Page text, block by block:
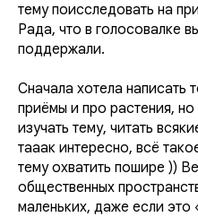
тему поисследовать на
Рада, что в голосовалке
поддержали.
Сначала хотела написать
приёмы и про растения,
изучать тему, читать
тааак интересно, всё
тему охватить пошире ))
общественных
маленьких, даже если это